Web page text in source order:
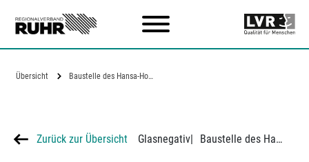
Übersicht Baustelle des Hansa-Hochhauses in Köln,…
Zurück zur Übersicht Glasnegativ| Baustelle des Hansa-Hochhauses in Köln, Arbeiten an den Geschossen